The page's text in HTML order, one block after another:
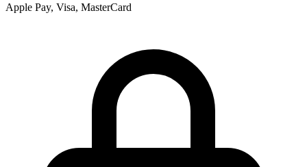
Apple Pay, Visa, MasterCard